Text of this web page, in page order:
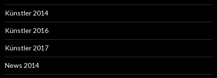
Künstler 2014
Künstler 2016
Künstler 2017
News 2014